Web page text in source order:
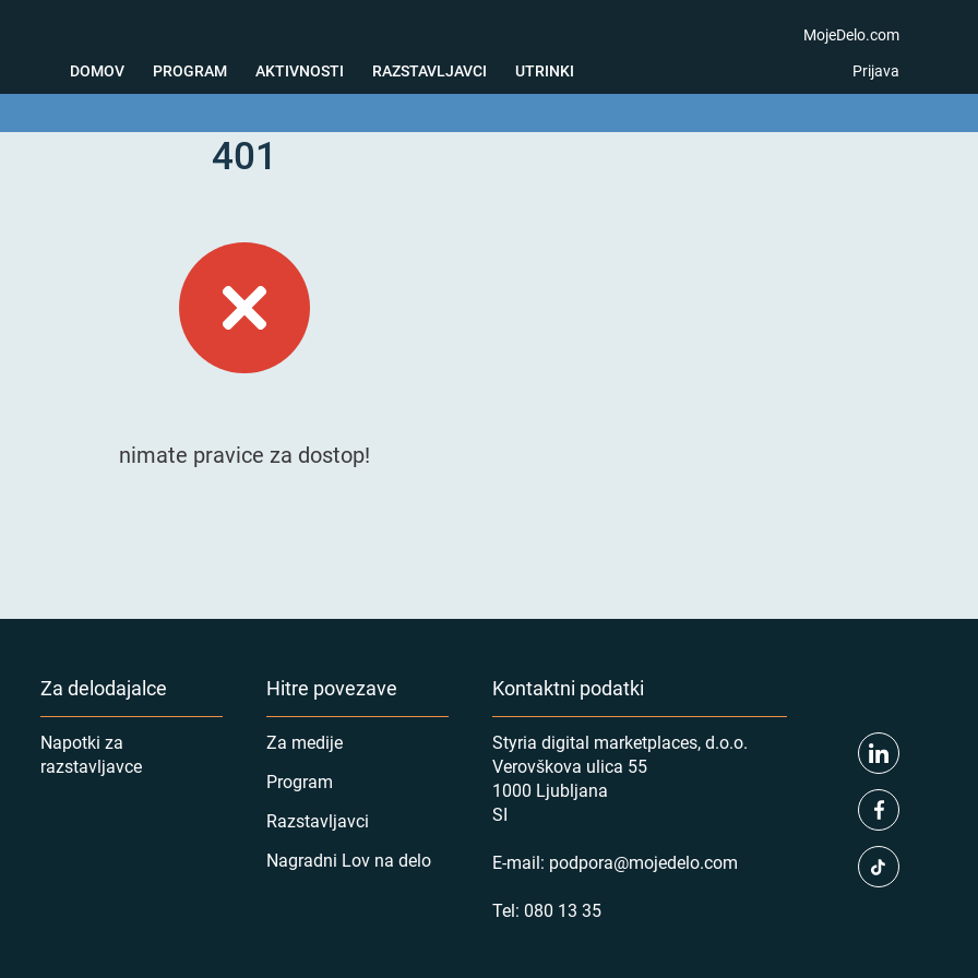
DOMOV PROGRAM AKTIVNOSTI
Testiranja
RAZSTAVLJAVCI UTRINKI
MojeDelo.com
Prijava
401
nimate pravice za dostop!
Za delodajalce
Napotki za
razstavljavce
Hitre povezave
Za medije
Program
Razstavljavci
Nagradni Lov na delo
Kontaktni podatki
Styria digital marketplaces, d.o.o.
Verovškova ulica 55
1000 Ljubljana
SI
E-mail: podpora@mojedelo.com
Tel: 080 13 35